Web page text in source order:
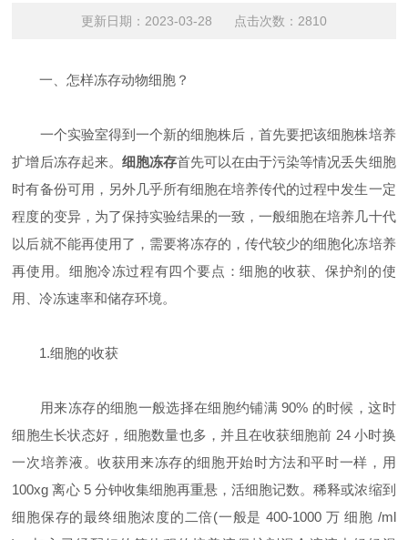
更新日期：2023-03-28 点击次数：2810
一、怎样冻存动物细胞？
一个实验室得到一个新的细胞株后，首先要把该细胞株培养
扩增后冻存起来。 细胞冻存首先可以在由于污染等情况丢失细胞
时有备份可用，另外几乎所有细胞在培养传代的过程中发生一定
程度的变异，为了保持实验结果的一致，一般细胞在培养几十代
以后就不能再使用了，需要将冻存的，传代较少的细胞化冻培养
再使用。细胞冷冻过程有四个要点：细胞的收获、保护剂的使
用、冷冻速率和储存环境。
1.细胞的收获
用来冻存的细胞一般选择在细胞约铺满 90% 的时候，这时
细胞生长状态好，细胞数量也多，并且在收获细胞前 24 小时换
一次培养液。收获用来冻存的细胞开始时方法和平时一样，用
100xg 离心 5 分钟收集细胞再重悬，活细胞记数。稀释或浓缩到
细胞保存的最终细胞浓度的二倍(一般是 400-1000 万 细胞 /ml